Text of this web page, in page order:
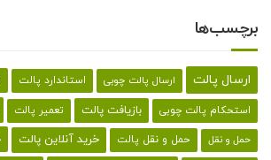
برچسب‌ها
ارسال پالت ارسال پالت چوبی استاندارد پالت
استحکام پالت چوبی بازیافت پالت تعمیر پالت
حمل و نقل حمل و نقل پالت خرید آنلاین پالت